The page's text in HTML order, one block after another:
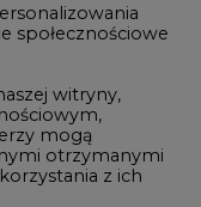
społecznościowe
witryny,
mogą
otrzymanymi
z ich